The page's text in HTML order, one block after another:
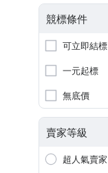
競標條件
可立即結標
一元起標
無底價
賣家等級
超人氣賣家